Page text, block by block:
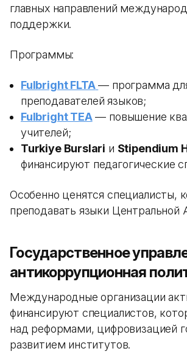
главных направлений
поддержки.
Программы:
Fulbright FLTA — программа
преподавателей языков;
Fulbright TEA— повышение
учителей;
Turkiye Burslari и Stipendium
финансируют педагогические
Особенно ценятся специалисты,
преподавать языки Центральной
Государственное
антикоррупционная
Международные организации
финансируют специалистов,
над реформами, цифровизацией
развитием институтов.